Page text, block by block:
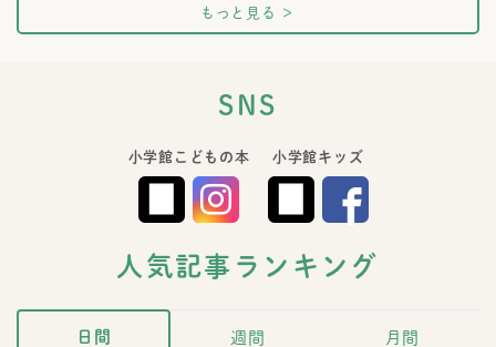
もっと見る ＞
SNS
小学館こどもの本 小学館キッズ
人気記事ランキング
日間 週間 月間